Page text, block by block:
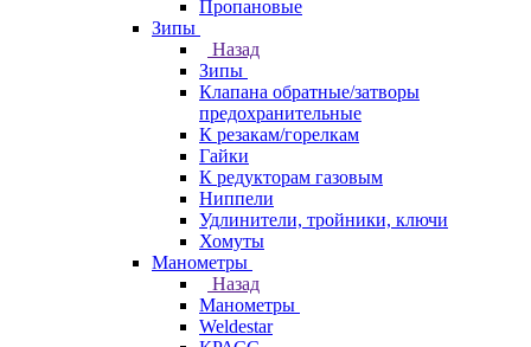
Пропановые
Зипы
Назад
Зипы
Клапана обратные/затворы
предохранительные
К резакам/горелкам
Гайки
К редукторам газовым
Ниппели
Удлинители, тройники, ключи
Хомуты
Манометры
Назад
Манометры
Weldestar